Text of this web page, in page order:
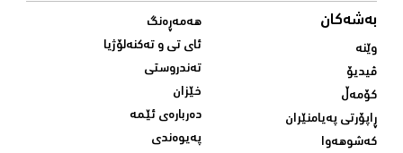
بەشەکان
وێنە
ڤیدیۆ
کۆمەڵ
ڕاپۆرتی پەیامنێران
کەشوهەوا
هەمەڕەنگ
ئای تی و تەکنەلۆژیا
تەندروستی
خێزان
دەربارەی ئێمە
پەیوەندی